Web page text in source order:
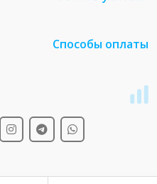
Способы оплаты